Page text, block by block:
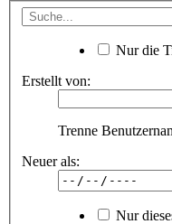
Nur die
Erstellt von:
Trenne
Neuer als:
Nur